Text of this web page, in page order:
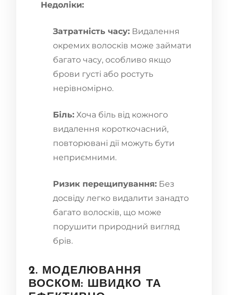
Недоліки:
Затратність часу: Видалення
окремих волосків може займати
багато часу, особливо якщо
брови густі або ростуть
нерівномірно.
Біль: Хоча біль від кожного
видалення короткочасний,
повторювані дії можуть бути
неприємними.
Ризик перещипування: Без
досвіду легко видалити занадто
багато волосків, що може
порушити природний вигляд
брів.
2. МОДЕЛЮВАННЯ
ВОСКОМ: ШВИДКО ТА